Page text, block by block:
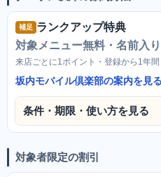
補足
ランクアップ特典
対象メニュー無料・名前入
来店ごとに1ポイント・登録から1年間
坂内モバイル倶楽部の案内を見る
条件・期限・使い方を見る
対象者限定の割引